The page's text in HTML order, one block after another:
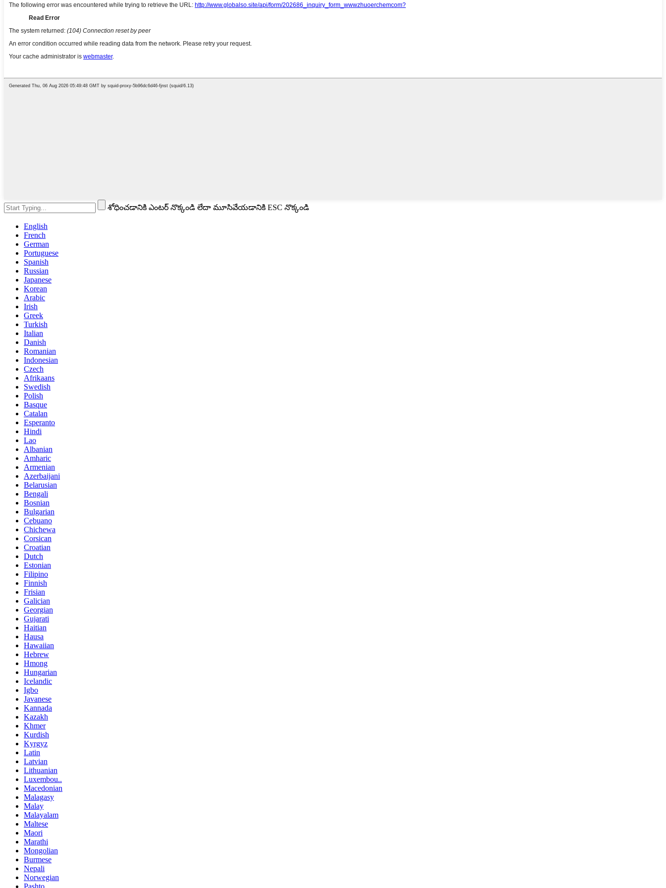
శోధించడానికి ఎంటర్ నొక్కండి లేదా మూసివేయడానికి ESC నొక్కండి
English
French
German
Portuguese
Spanish
Russian
Japanese
Korean
Arabic
Irish
Greek
Turkish
Italian
Danish
Romanian
Indonesian
Czech
Afrikaans
Swedish
Polish
Basque
Catalan
Esperanto
Hindi
Lao
Albanian
Amharic
Armenian
Azerbaijani
Belarusian
Bengali
Bosnian
Bulgarian
Cebuano
Chichewa
Corsican
Croatian
Dutch
Estonian
Filipino
Finnish
Frisian
Galician
Georgian
Gujarati
Haitian
Hausa
Hawaiian
Hebrew
Hmong
Hungarian
Icelandic
Igbo
Javanese
Kannada
Kazakh
Khmer
Kurdish
Kyrgyz
Latin
Latvian
Lithuanian
Luxembou..
Macedonian
Malagasy
Malay
Malayalam
Maltese
Maori
Marathi
Mongolian
Burmese
Nepali
Norwegian
Pashto